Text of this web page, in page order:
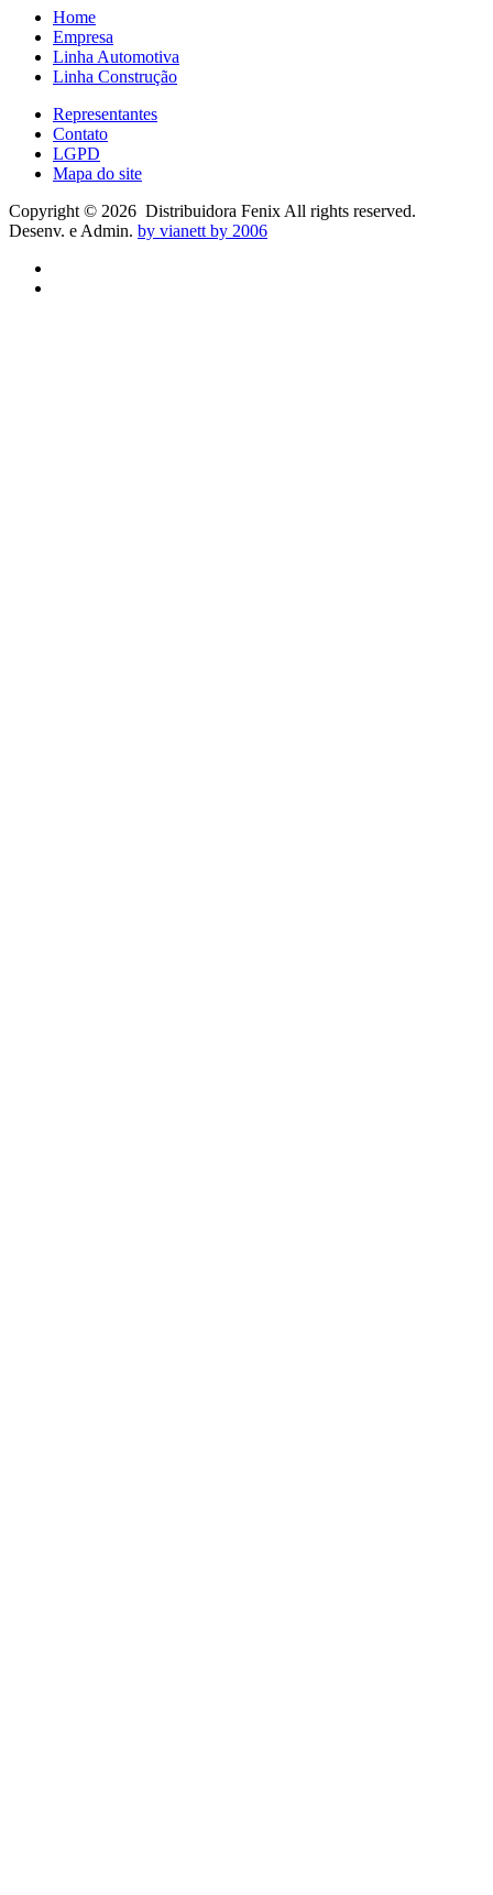
Home
Empresa
Linha Automotiva
Linha Construção
Representantes
Contato
LGPD
Mapa do site
Copyright © 2026 Distribuidora Fenix All rights reserved.
Desenv. e Admin. by vianett by 2006